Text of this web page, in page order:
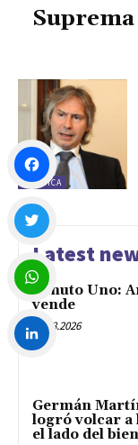
POLÍTICA
Latest
Minuto Uno:
vende
07.08.2026
Germán
logró volcar a
el lado del
Facebook
Twitter
WhatsApp